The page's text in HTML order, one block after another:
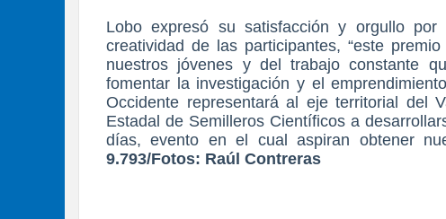
Lobo expresó su satisfacción y orgullo
creatividad de las participantes, “este
nuestros jóvenes y del trabajo constante
fomentar la investigación y el
Occidente representará al eje territorial del
Estadal de Semilleros Científicos a
días, evento en el cual aspiran obtener
9.793/Fotos: Raúl Contreras